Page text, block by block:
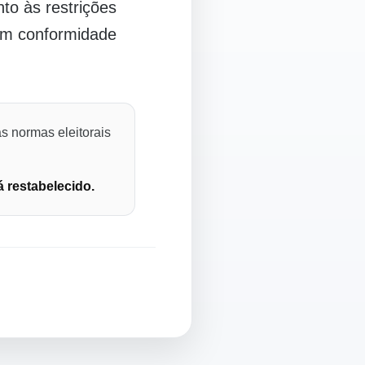
às restrições
conformidade
normas eleitorais
restabelecido.